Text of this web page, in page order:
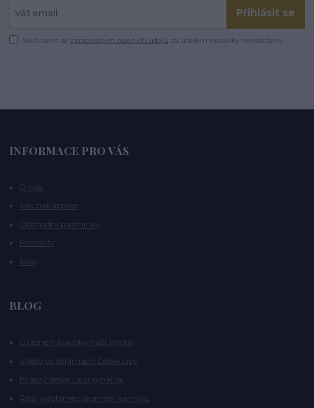
Přihlásit se
Souhlasím se zpracováním osobních údajů za účelem rozesílky newsletteru.
INFORMACE PRO VÁS
O nás
Jak nakupovat
Obchodní podmínky
Kontakty
Blog
BLOG
Úžasné náramky naší výroby
Výlety po sklárnách České Lípy
Krásný design a originalita
Rádi vyrobíme náramek na míru